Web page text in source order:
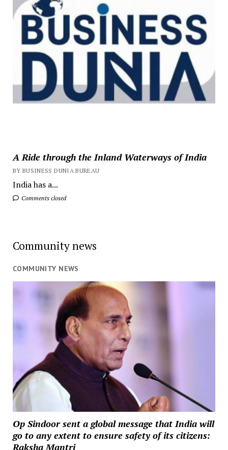
A Ride through the Inland Waterways of India
BY BUSINESS DUNIA BUREAU
India has a...
Comments closed
Community news
COMMUNITY NEWS
Op Sindoor sent a global message that India will
go to any extent to ensure safety of its citizens:
Raksha Mantri